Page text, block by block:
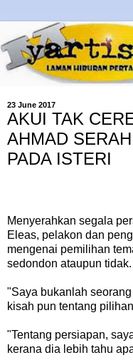
23 June 2017
AKUI TAK
AHMAD
PADA ISTERI
Menyerahkan segala
Eleas, pelakon dan
mengenai pemilihan
sedondon ataupun tidak.
"Saya bukanlah
kisah pun tentang
"Tentang persiapan,
kerana dia lebih tahu